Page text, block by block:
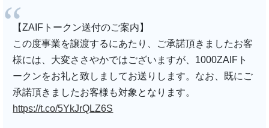
【ZAIFトークン送付のご案内】
この度事業を譲渡するにあたり、ご承諾頂きましたお客
様には、大変ささやかではございますが、1000ZAIFト
ークンをお礼と致しましてお送りします。なお、既にご
承諾頂きましたお客様も対象となります。
https://t.co/5YkJrQLZ6S